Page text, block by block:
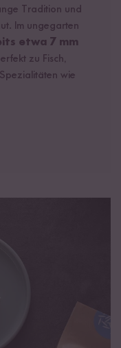
Tradition und
Im ungegarten
etwa 7 mm
zu Fisch,
wie